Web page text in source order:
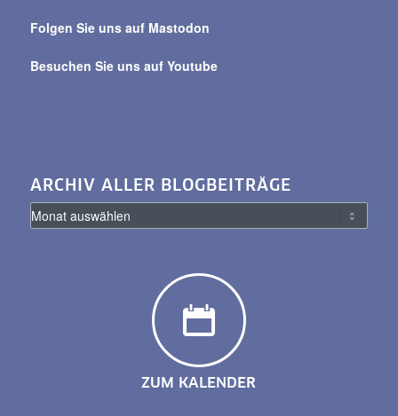
Folgen Sie uns auf Mastodon
Besuchen Sie uns auf Youtube
ARCHIV ALLER BLOGBEITRÄGE
ZUM KALENDER